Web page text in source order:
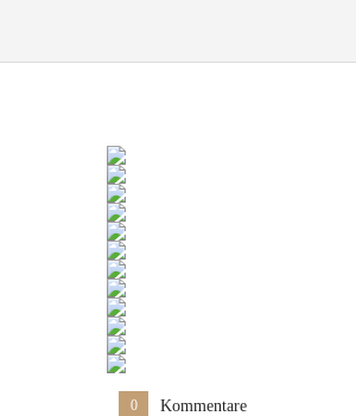
0 Kommentare